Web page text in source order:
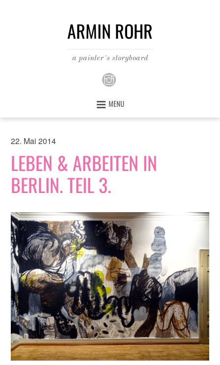
ARMIN ROHR
a painter´s storyboard
MENU
22. Mai 2014
LEBEN & ARBEITEN IN
BERLIN. TEIL 3.